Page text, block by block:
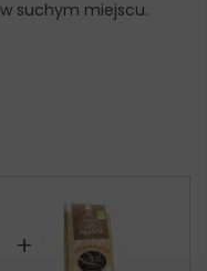
suchym miejscu.
+